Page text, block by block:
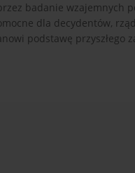
badanie wzajemnych
dla decydentów,
podstawę przyszłego